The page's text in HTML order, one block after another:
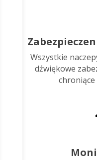
Wszystkie
dźwiękowe
chroniące